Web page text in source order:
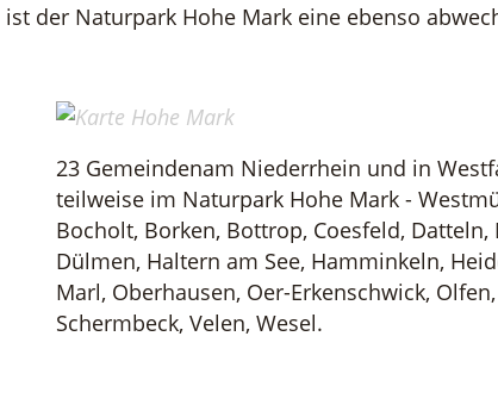
der Naturpark Hohe Mark eine ebenso
23 Gemeindenam Niederrhein und in
teilweise im Naturpark Hohe Mark -
Bocholt, Borken, Bottrop, Coesfeld, Datteln,
Dülmen, Haltern am See, Hamminkeln,
Marl, Oberhausen, Oer-Erkenschwick,
Schermbeck, Velen, Wesel.